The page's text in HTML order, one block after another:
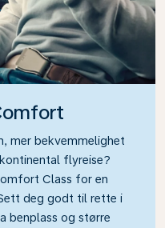
mer bekvemmelighet
flyreise?
Class for en
deg godt til rette i
benplass og større